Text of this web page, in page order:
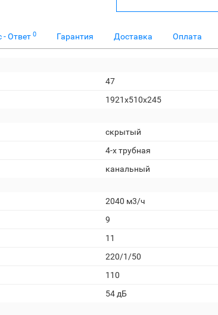
- Ответ 0 Гарантия Доставка Оплата
47
1921x510x245
скрытый
4-х трубная
канальный
2040 м3/ч
9
11
220/1/50
110
54 дБ